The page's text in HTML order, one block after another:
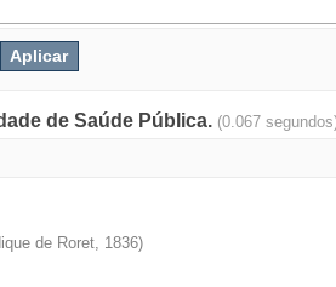
de Saúde Pública. (0.067
de Roret, 1836)